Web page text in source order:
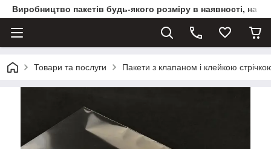
Виробництво пакетів будь-якого розміру в наявності, на
Товари та послуги Пакети з клапаном і клейкою